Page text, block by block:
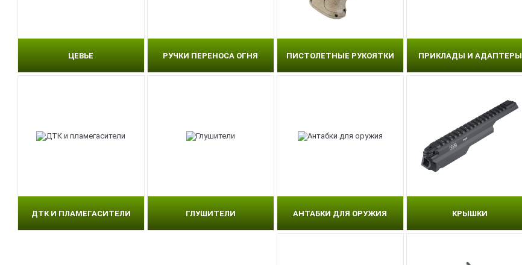
ЦЕВЬЕ РУЧКИ ПЕРЕНОСА ОГНЯ ПИСТОЛЕТНЫЕ РУКОЯТКИ ПРИКЛАДЫ И АДАПТЕРЫ
ДТК И ПЛАМЕГАСИТЕЛИ ГЛУШИТЕЛИ АНТАБКИ ДЛЯ ОРУЖИЯ КРЫШКИ